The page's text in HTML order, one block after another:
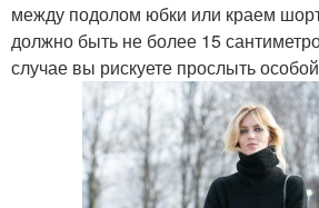
между подолом юбки или краем
должно быть не более 15
случае вы рискуете прослыть